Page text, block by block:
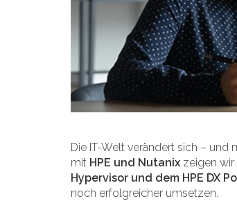
Die IT-Welt verändert sich – und
mit HPE und Nutanix zeigen wir
Hypervisor und dem HPE DX
noch erfolgreicher umsetzen.